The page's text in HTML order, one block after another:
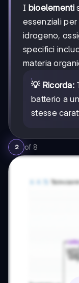
I bioelementi
essenziali
idrogeno,
specifici
materia
💡 Ricorda:
batterio a
stesse
2 of 8